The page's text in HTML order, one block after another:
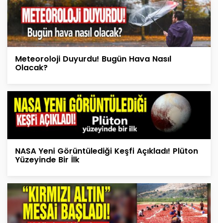
Meteoroloji Duyurdu! Bugün Hava Nasıl
Olacak?
NASA Yeni Görüntülediği Keşfi Açıkladı! Plüton
Yüzeyinde Bir İlk